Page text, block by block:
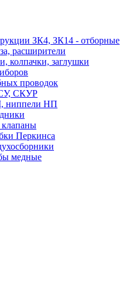
ЗК4, ЗК14 - отборные
расширители
колпачки, заглушки
проводок
СКУР
ниппели НП
Перкинса
медные